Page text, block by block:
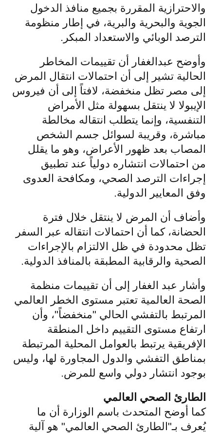
والاحترازية المقررة بجميع منافذ الدخول
الجوية والبحرية والبرية، في إطار منظومة
الترصد الوبائي والاستعداد المبكر.
وأوضح عبدالغفار أن تقييمات المخاطر
الحالية تشير إلى أن احتمالات انتقال المرض
إلى مصر تظل منخفضة، لافتاً إلى أن فيروس
الإيبولا لا ينتقل بسهولة مثل الأمراض
التنفسية، وإنما يتطلب انتقاله مخالطة
مباشرة، وقريبة لسوائل جسم الشخص
المصاب بعد ظهور الأعراض، وهو ما يقلل
من احتمالات انتشاره دولياً عند تطبيق
إجراءات الترصد الصحي، ومكافحة العدوى
وفق المعايير الدولية.
وأضاف أن المرض لا ينتقل خلال فترة
الحضانة، كما أن احتمالات انتقاله عبر السفر
تظل محدودة في ظل الالتزام بالإجراءات
الصحية والرقابية المطبقة بالمنافذ الدولية.
وأشار عبد الغفار إلى أن تقييمات منظمة
الصحة العالمية تعتبر مستوى الخطر العالمي
المرتبط بالتفشي الحالي "منخفضاً"، وأن
ارتفاع مستوى التقييم داخل المنطقة
الإفريقية يرتبط بالعوامل المحلية المرتبطة
بمناطق التفشي والدول المجاورة لها، وليس
بوجود انتشار دولي واسع للمرض.
الطارئ الصحي العالمي
كما أوضح المتحدث باسم الوزارة أن ما
يُعرف بـ"الطارئ الصحي العالمي" هو آلية